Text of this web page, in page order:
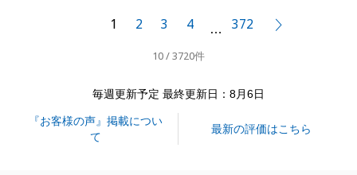
1 2 3 4 … 372
10 / 3720件
毎週更新予定 最終更新日：8月6日
『お客様の声』掲載につい
て
最新の評価はこちら